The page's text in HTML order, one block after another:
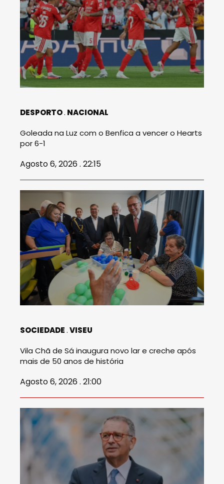
DESPORTO NACIONAL
Goleada na Luz com o Benfica a vencer o Hearts
por 6-1
Agosto 6, 2026 . 22:15
SOCIEDADE VISEU
Vila Chã de Sá inaugura novo lar e creche após
mais de 50 anos de história
Agosto 6, 2026 . 21:00